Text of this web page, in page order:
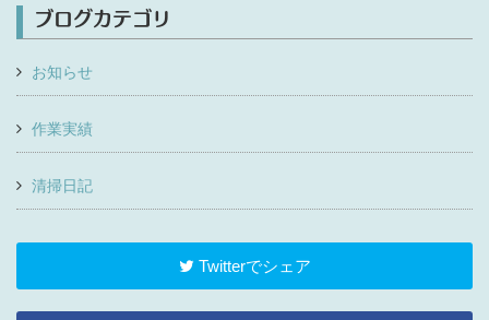
ブログカテゴリ
お知らせ
作業実績
清掃日記
Twitterでシェア